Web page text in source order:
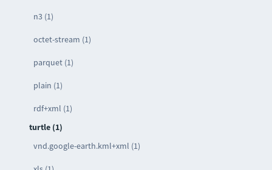
n3 (1)
octet-stream (1)
parquet (1)
plain (1)
rdf+xml (1)
turtle (1)
vnd.google-earth.kml+xml (1)